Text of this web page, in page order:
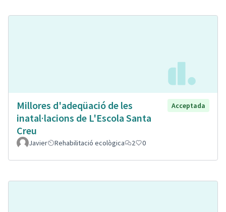
Millores d'adeqüació de les
inatal·lacions de L'Escola Santa
Creu
Acceptada
Javier Rehabilitació ecològica 2 0